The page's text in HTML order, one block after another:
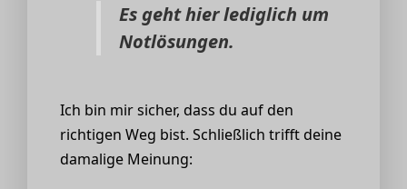
Es geht hier lediglich um
Notlösungen.
Ich bin mir sicher, dass du auf den
richtigen Weg bist. Schließlich trifft deine
damalige Meinung: